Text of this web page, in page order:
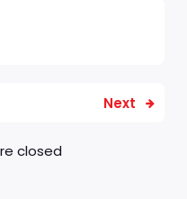
Next
closed